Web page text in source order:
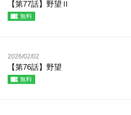
【第77話】野望Ⅱ
無料
2026/02/02
【第76話】野望
無料